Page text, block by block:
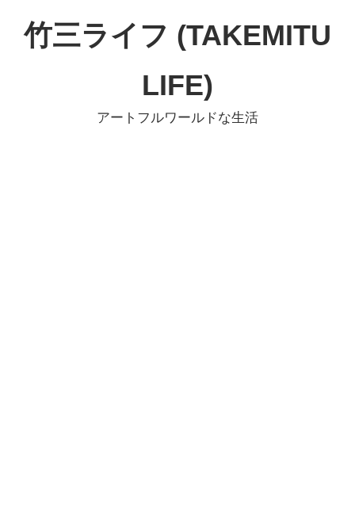
竹三ライフ (TAKEMITU
LIFE)
アートフルワールドな生活